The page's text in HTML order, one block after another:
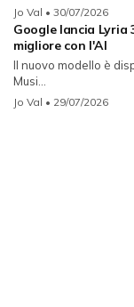
Jo Val • 30/07/2026
Google lancia Lyria
migliore con l'AI
Il nuovo modello è
Musi...
Jo Val • 29/07/2026